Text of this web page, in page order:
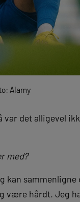
Alamy
var det alligevel
med?
kan
være hårdt. Jeg